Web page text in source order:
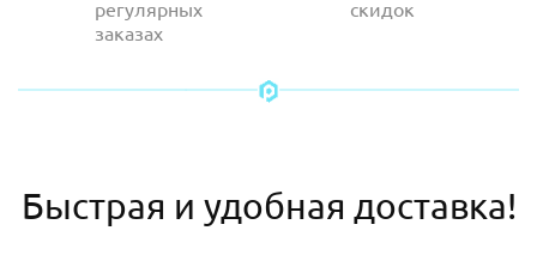
регулярных
заказах
скидок
Быстрая и удобная доставка!